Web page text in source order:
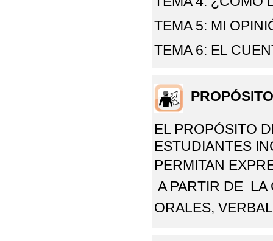
TEMA 5: MI
TEMA 6: EL
PROPÓSITO
EL PROPÓSITO
ESTUDIANTES
PERMITAN
A PARTIR DE
ORALES,